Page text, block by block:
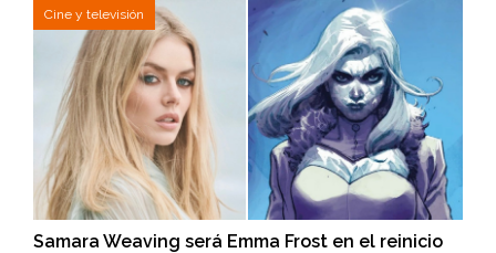
Cine y televisión
Samara Weaving será Emma Frost en el reinicio